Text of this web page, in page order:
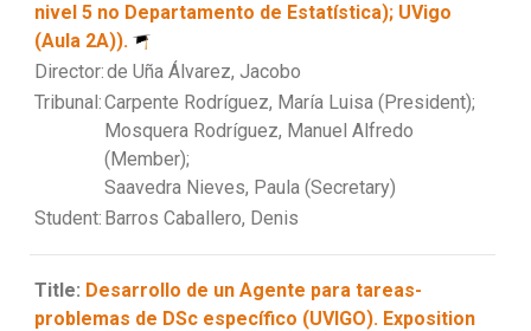
nivel 5 no Departamento de Estatística); UVigo
(Aula 2A)).
Director:de Uña Álvarez, Jacobo
Tribunal:Carpente Rodríguez, María Luisa (President);
Mosquera Rodríguez, Manuel Alfredo
(Member);
Saavedra Nieves, Paula (Secretary)
Student: Barros Caballero, Denis
Title: Desarrollo de un Agente para tareas-
problemas de DSc específico (UVIGO). Exposition